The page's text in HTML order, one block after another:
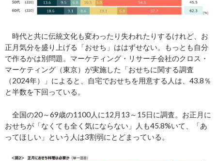
時代と共に伝統文化も変わったり失われたりするけれど、お
正月気分を盛り上げる「おせち」ははずせない。もっとも自分
で作るかは別問題。マーケティング・リサーチ会社のクロス・
マーケティング（東京）が実施した「おせちに関する調査
（2024年）」によると、自宅でおせちを用意する人は、43.8％
と半数を下回っている。
全国の20～69歳の1100人に12月13～15日に調査。お正月に
おせちが「なくても全く気にならない」人も45.8%いて、「あ
ってほしい」という人は3割弱にとどまっている。